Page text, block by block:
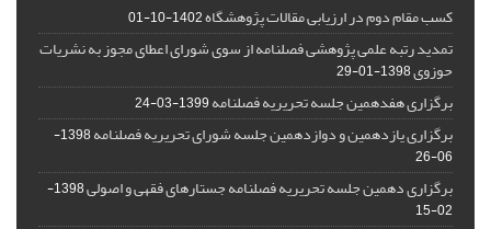
کسب مقام دوم در ارزیابی مقالات پژوهشگاه1402-10-01
تمدید رتبه علمی پژوهشی فصلنامه از سوی شورای اعطای مجوز به نشریات
حوزوی1398-01-29
برگزاری هفدهمین جلسه تحریریه فصلنامه1399-03-24
برگزاری یازدهمین و دوازدهمین جلسه شورای تحریریه فصلنامه
1398-
06-26
برگزاری دهمین جلسه تحریریه فصلنامه جستارهای فقهی و اصولی
1398-
02-15